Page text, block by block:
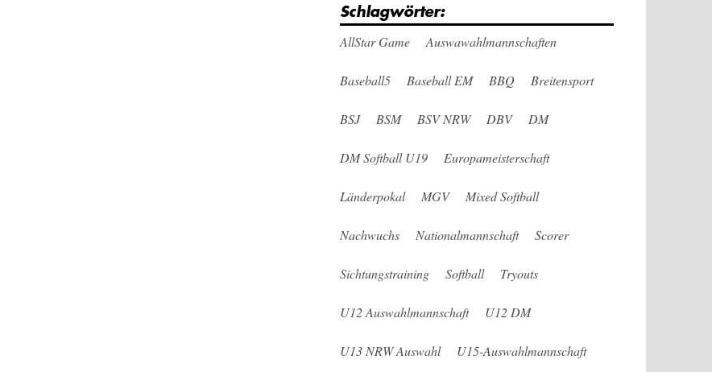
Schlagwörter:
AllStar Game Auswawahlmannschaften
Baseball5 Baseball EM BBQ Breitensport
BSJ BSM BSV NRW DBV DM
DM Softball U19 Europameisterschaft
Länderpokal MGV Mixed Softball
Nachwuchs Nationalmannschaft Scorer
Sichtungstraining Softball Tryouts
U12 Auswahlmannschaft U12 DM
U13 NRW Auswahl U15-Auswahlmannschaft